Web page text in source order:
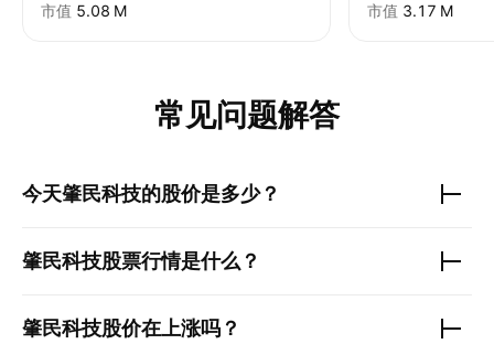
市值 ‪5.08 M‬
市值 ‪3.17 M‬
常见问题解答
今天肇民科技的股价是多少？
肇民科技股票行情是什么？
肇民科技股价在上涨吗？